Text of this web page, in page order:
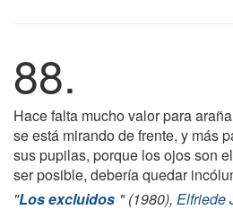
88.
Hace falta mucho valor para
se está mirando de frente, y más
sus pupilas, porque los ojos son
ser posible, debería quedar
"Los excluidos " (1980), Elfriede